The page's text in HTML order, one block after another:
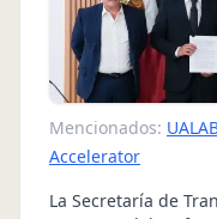
Mencionados:
Accelerator
La Secretaría de